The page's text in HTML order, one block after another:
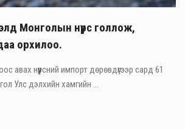
Монголын нүүрс голлож,
орхилоо.
авах нүүрсний импорт дөрөвдүгээр сард 61
Улс дэлхийн хамгийн ...